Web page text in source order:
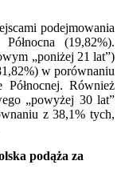
podejmowania
(19,82%).
„poniżej 21 lat”)
w porównaniu
Również
„powyżej 30 lat”
z 38,1% tych,
podąża za